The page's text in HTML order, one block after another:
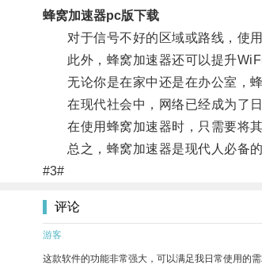
蜂窝加速器pc版下载
对于信号不好的区域或路线，使用
此外，蜂窝加速器还可以提升WiFi
无论你是在家中还是在办公室，蜂
在现代社会中，网络已经成为了日
在使用蜂窝加速器时，只需要将其
总之，蜂窝加速器是现代人必备的
#3#
评论
游客
这款软件的功能非常强大，可以满足我日常使用的需